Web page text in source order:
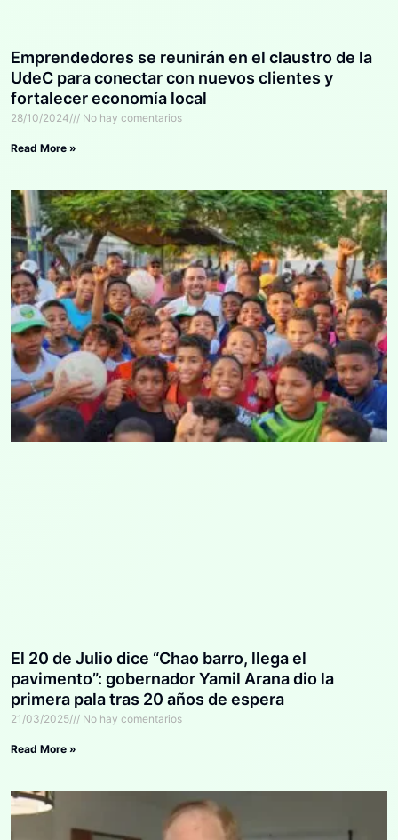
Emprendedores se reunirán en el claustro de la
UdeC para conectar con nuevos clientes y
fortalecer economía local
28/10/2024 No hay comentarios
Read More »
El 20 de Julio dice “Chao barro, llega el
pavimento”: gobernador Yamil Arana dio la
primera pala tras 20 años de espera
21/03/2025 No hay comentarios
Read More »